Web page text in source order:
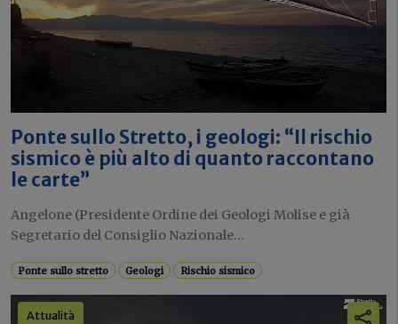
Ponte sullo Stretto, i geologi: “Il rischio
sismico è più alto di quanto raccontano
le carte”
Angelone (Presidente Ordine dei Geologi Molise e già
Segretario del Consiglio Nazionale...
Ponte sullo stretto Geologi Rischio sismico
Attualità